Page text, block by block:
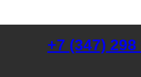
+7 (347) 298